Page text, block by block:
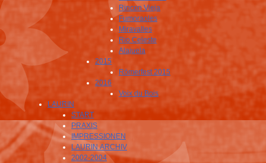
Rincon Vieja
Fumoraoles
Miravalles
Rio Celeste
Alajuela
2015
Römerfest 2015
2016
Voix du Bois
LAURIN
START
PRAXIS
IMPRESSIONEN
LAURIN ARCHIV
2002-2004